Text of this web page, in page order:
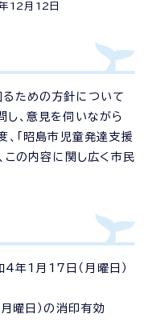
12 月 12 日
ための方針について
、意見を伺いながら
、「昭島市児童発達支援
この内容に関し広く市民
年1月17日（月曜日）
曜日）の消印有効